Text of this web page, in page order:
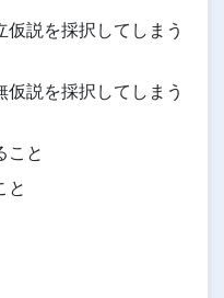
説を採択してしまう
説を採択してしまう
こと
と